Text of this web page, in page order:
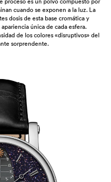
cuando se exponen a la luz. La
dosis de esta base cromática y
única de cada esfera.
de los colores «disruptivos» del
sorprendente.